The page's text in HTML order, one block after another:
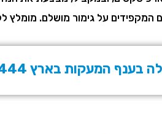
המקפידים על גימור מושלם.
בארץ 050-808-6444